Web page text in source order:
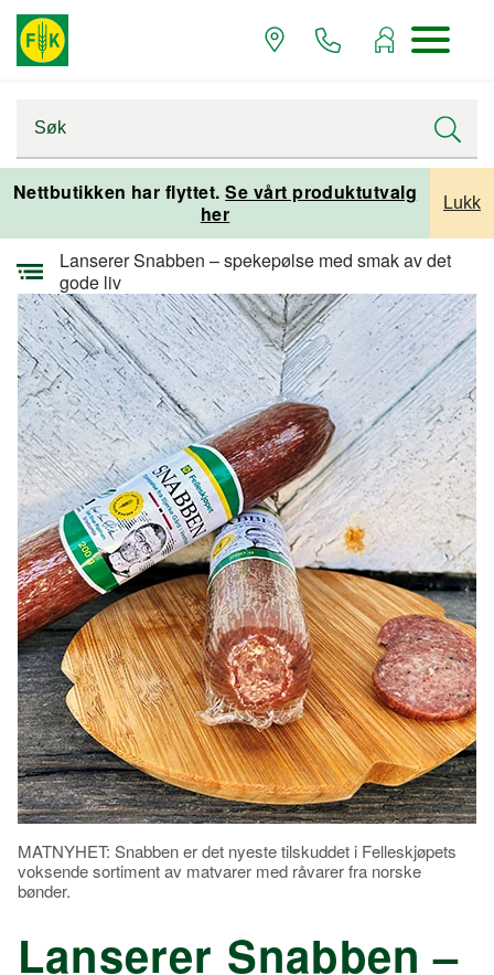
Nettbutikken har flyttet.Se vårt produktutvalg
her
Lukk
Startsiden
Presserom
Lanserer Snabben – spekepølse med smak av det
gode liv
MATNYHET: Snabben er det nyeste tilskuddet i Felleskjøpets
voksende sortiment av matvarer med råvarer fra norske
bønder.
Lanserer Snabben –